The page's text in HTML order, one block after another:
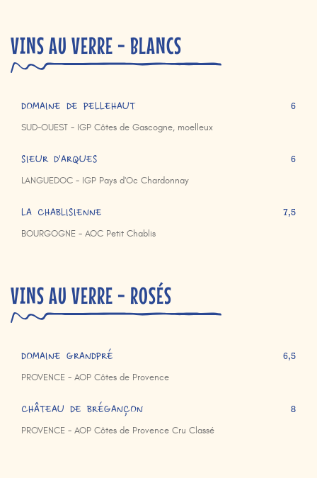
VINS AU VERRE - BLANCS
DOMAINE DE PELLEHAUT
SUD-OUEST - IGP Côtes de Gascogne, moelleux
6
SIEUR D'ARQUES
LANGUEDOC - IGP Pays d'Oc Chardonnay
6
LA CHABLISIENNE
BOURGOGNE - AOC Petit Chablis
7,5
VINS AU VERRE - ROSÉS
DOMAINE GRANDPRÉ
PROVENCE - AOP Côtes de Provence
6,5
CHÂTEAU DE BRÉGANÇON
PROVENCE - AOP Côtes de Provence Cru Classé
8